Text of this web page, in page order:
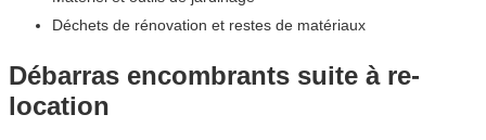
Déchets de rénovation et restes de matériaux
Débarras encombrants suite à re-
location